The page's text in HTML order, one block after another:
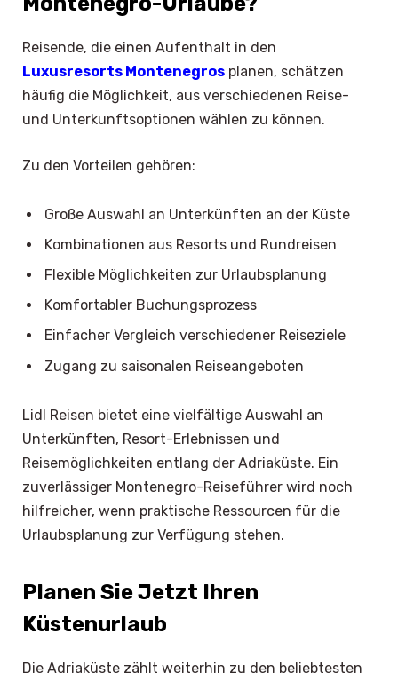
Reisende, die einen Aufenthalt in den
Luxusresorts Montenegros planen, schätzen
häufig die Möglichkeit, aus verschiedenen Reise-
und Unterkunftsoptionen wählen zu können.
Zu den Vorteilen gehören:
Große Auswahl an Unterkünften an der Küste
Kombinationen aus Resorts und Rundreisen
Flexible Möglichkeiten zur Urlaubsplanung
Komfortabler Buchungsprozess
Einfacher Vergleich verschiedener Reiseziele
Zugang zu saisonalen Reiseangeboten
Lidl Reisen bietet eine vielfältige Auswahl an
Unterkünften, Resort-Erlebnissen und
Reisemöglichkeiten entlang der Adriaküste. Ein
zuverlässiger Montenegro-Reiseführer wird noch
hilfreicher, wenn praktische Ressourcen für die
Urlaubsplanung zur Verfügung stehen.
Planen Sie Jetzt Ihren
Küstenurlaub
Die Adriaküste zählt weiterhin zu den beliebtesten